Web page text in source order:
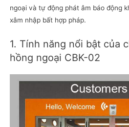
ngoại và tự động phát âm báo động
xâm nhập bất hợp pháp.
1. Tính năng nổi bật của
hồng ngoại CBK-02